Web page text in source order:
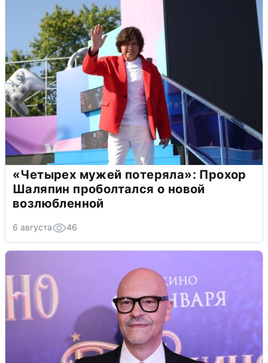
«Четырех мужей потеряла»: Прохор
Шаляпин проболтался о новой
возлюбленной
6 августа 46